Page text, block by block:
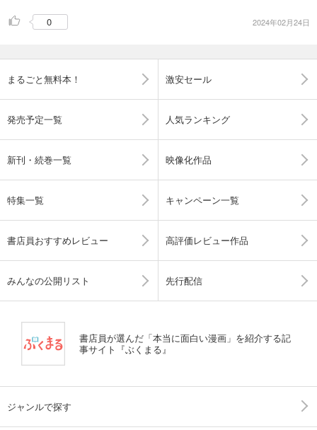
0 2024年02月24日
まるごと無料本！ 激安セール
発売予定一覧 人気ランキング
新刊・続巻一覧 映像化作品
特集一覧 キャンペーン一覧
書店員おすすめレビュー 高評価レビュー作品
みんなの公開リスト 先行配信
書店員が選んだ「本当に面白い漫画」を紹介する記
事サイト『ぶくまる』
ジャンルで探す